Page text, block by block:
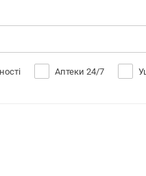
Аптеки 24/7